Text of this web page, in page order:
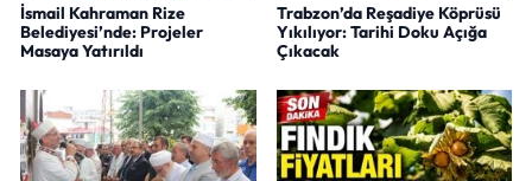
İsmail Kahraman Rize
Belediyesi’nde: Projeler
Masaya Yatırıldı
Trabzon’da Reşadiye Köprüsü
Yıkılıyor: Tarihi Doku Açığa
Çıkacak